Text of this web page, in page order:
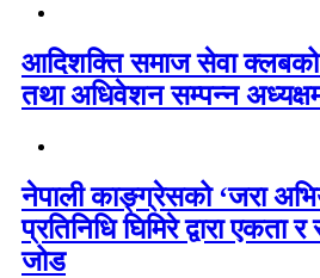
आदिशक्ति समाज सेवा क्लबको
तथा अधिवेशन सम्पन्न
नेपाली काङ्ग्रेसको ‘जरा
प्रतिनिधि घिमिरे द्वारा
जोड